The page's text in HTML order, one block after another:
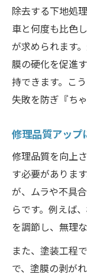
除去する下地処
車と何度も比色
が求められます
膜の硬化を促進
持できます。こ
失敗を防ぎ『ち
修理品質アップ
修理品質を向上
す必要がありま
が、ムラや不具
らです。例えば
を調節し、無理
また、塗装工程
で、塗膜の剥が